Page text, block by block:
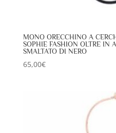
MONO ORECCHINO A
SOPHIE FASHION OLTRE IN
SMALTATO DI NERO
65,00€